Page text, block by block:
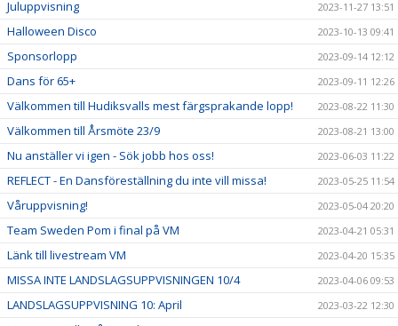
Juluppvisning 2023-11-27 13:51
Halloween Disco 2023-10-13 09:41
Sponsorlopp 2023-09-14 12:12
Dans för 65+ 2023-09-11 12:26
Välkommen till Hudiksvalls mest färgsprakande lopp! 2023-08-22 11:30
Välkommen till Årsmöte 23/9 2023-08-21 13:00
Nu anställer vi igen - Sök jobb hos oss! 2023-06-03 11:22
REFLECT - En Dansföreställning du inte vill missa! 2023-05-25 11:54
Våruppvisning! 2023-05-04 20:20
Team Sweden Pom i final på VM 2023-04-21 05:31
Länk till livestream VM 2023-04-20 15:35
MISSA INTE LANDSLAGSUPPVISNINGEN 10/4 2023-04-06 09:53
LANDSLAGSUPPVISNING 10: April 2023-03-22 12:30